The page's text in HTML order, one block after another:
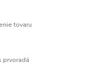
tovaru
prvoradá